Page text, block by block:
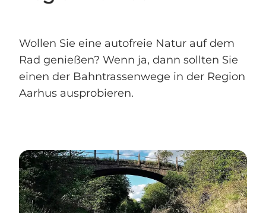
Wollen Sie eine autofreie Natur auf dem
Rad genießen? Wenn ja, dann sollten Sie
einen der Bahntrassenwege in der Region
Aarhus ausprobieren.